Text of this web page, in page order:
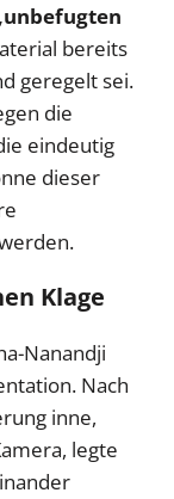
bereits
geregelt sei.
die
eindeutig
dieser
Klage
Nanandji
Nach
inne,
legte